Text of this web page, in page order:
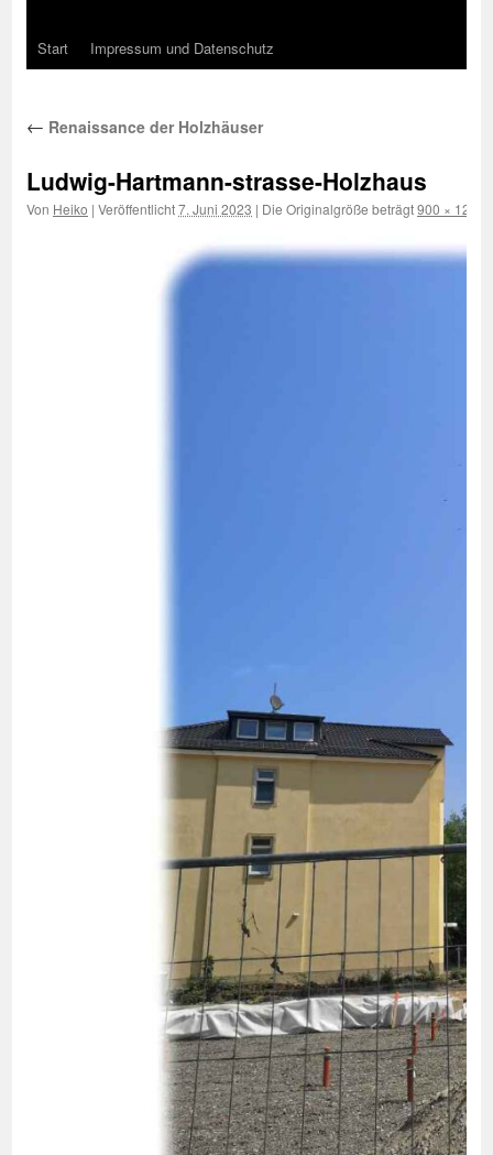
Start Impressum und Datenschutz
← Renaissance der Holzhäuser
Ludwig-Hartmann-strasse-Holzhaus
Von Heiko | Veröffentlicht7. Juni 2023 | Die Originalgröße beträgt900 × 1200